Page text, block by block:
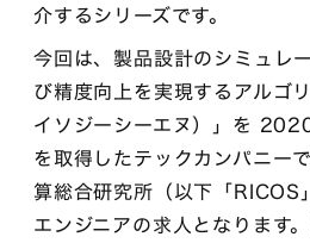
介するシリーズです。
今回は、製品設計のシミュレ
び精度向上を実現するアルゴ
イソジーシーエヌ）」を
を取得したテックカンパニー
算総合研究所（以下「RICOS
エンジニアの求人となります